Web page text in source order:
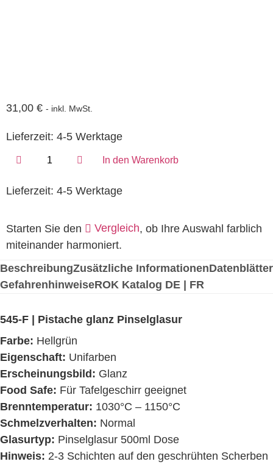
31,00 € - inkl. MwSt.
Lieferzeit: 4-5 Werktage
In den Warenkorb
Lieferzeit: 4-5 Werktage
Starten Sie den Vergleich, ob Ihre Auswahl farblich
miteinander harmoniert.
BeschreibungZusätzliche InformationenDatenblätter
GefahrenhinweiseROK Katalog DE | FR
545-F | Pistache glanz Pinselglasur
Farbe: Hellgrün
Eigenschaft: Unifarben
Erscheinungsbild: Glanz
Food Safe: Für Tafelgeschirr geeignet
Brenntemperatur: 1030°C – 1150°C
Schmelzverhalten: Normal
Glasurtyp: Pinselglasur 500ml Dose
Hinweis: 2-3 Schichten auf den geschrühten Scherben